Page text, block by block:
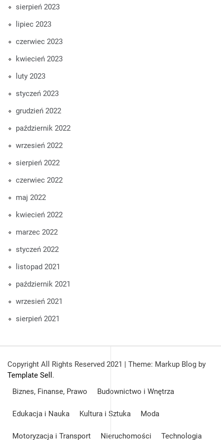
sierpień 2023
lipiec 2023
czerwiec 2023
kwiecień 2023
luty 2023
styczeń 2023
grudzień 2022
październik 2022
wrzesień 2022
sierpień 2022
czerwiec 2022
maj 2022
kwiecień 2022
marzec 2022
styczeń 2022
listopad 2021
październik 2021
wrzesień 2021
sierpień 2021
Copyright All Rights Reserved 2021 | Theme: Markup Blog by
Template Sell .
Biznes, Finanse, Prawo
Budownictwo i Wnętrza
Edukacja i Nauka Kultura i Sztuka Moda
Motoryzacja i Transport Nieruchomości Technologia